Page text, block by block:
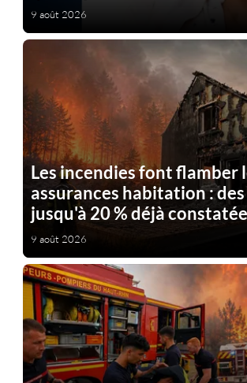
9 août 2026
Les incendies font flamber
assurances habitation : des
jusqu'à 20 % déjà
9 août 2026